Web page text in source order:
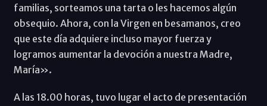
familias, sorteamos una tarta o les hacemos algún
obsequio. Ahora, con la Virgen en besamanos, creo
que este día adquiere incluso mayor fuerza y
logramos aumentar la devoción a nuestra Madre,
María».
A las 18.00 horas, tuvo lugar el acto de presentación